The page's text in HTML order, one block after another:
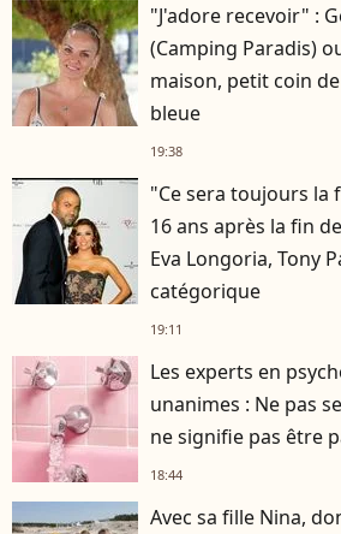
"J'adore recevoir" :
(Camping Paradis)
maison, petit coin
bleue
19:38
"Ce sera toujours la
16 ans après la fin
Eva Longoria, Tony
catégorique
19:11
Les experts en
unanimes : Ne pas
ne signifie pas être
18:44
Avec sa fille Nina,